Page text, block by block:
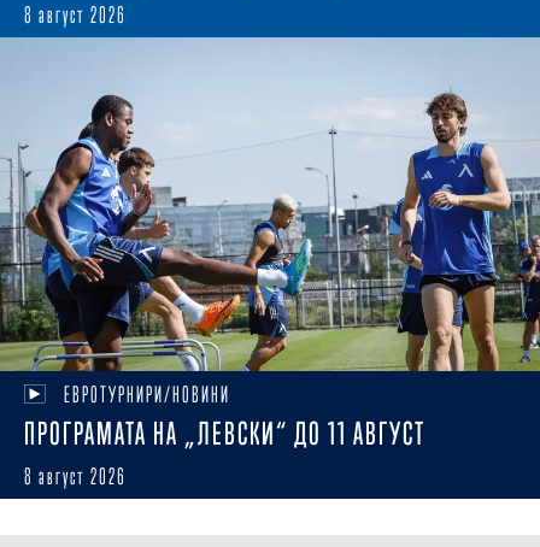
8 август 2026
ЕВРОТУРНИРИ/НОВИНИ
ПРОГРАМАТА НА „ЛЕВСКИ“ ДО 11 АВГУСТ
8 август 2026